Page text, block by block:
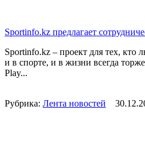
Sportinfo.kz предлагает
Sportinfo.kz – проект для тех, кто
и в спорте, и в жизни всегда
Play...
Рубрика: Лента новостей